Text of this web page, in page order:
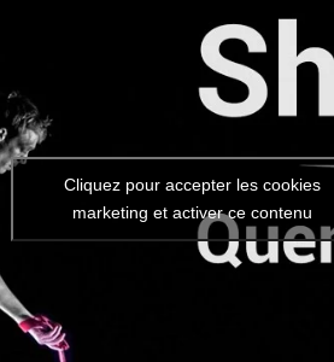
Cliquez pour accepter les cookies
marketing et activer ce contenu